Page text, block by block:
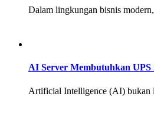
Dalam lingkungan bisnis
AI Server Membutuhkan UPS
Artificial Intelligence (AI) bukan